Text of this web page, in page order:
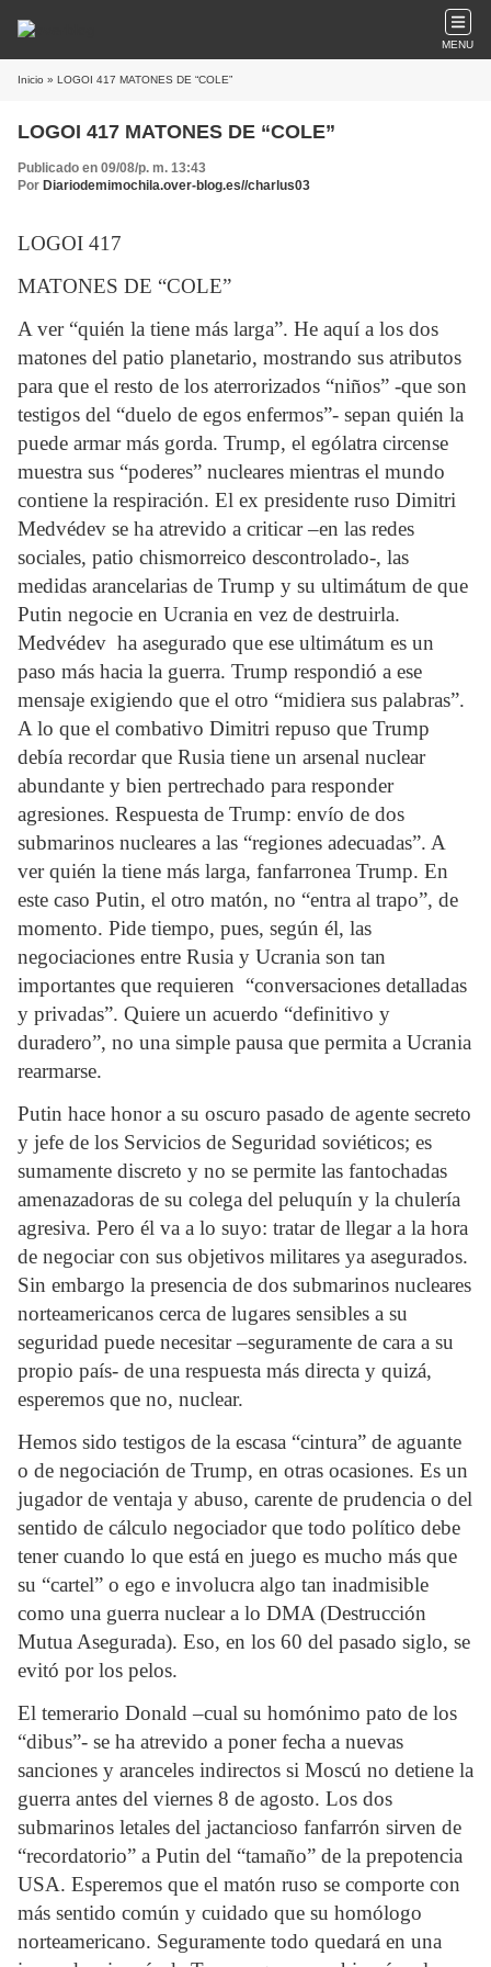
MENU
Inicio » LOGOI 417 MATONES DE “COLE”
LOGOI 417 MATONES DE “COLE”
Publicado en 09/08/p. m. 13:43
Por Diariodemimochila.over-blog.es//charlus03
LOGOI 417
MATONES DE “COLE”
A ver “quién la tiene más larga”. He aquí a los dos
matones del patio planetario, mostrando sus atributos
para que el resto de los aterrorizados “niños” -que son
testigos del “duelo de egos enfermos”- sepan quién la
puede armar más gorda. Trump, el ególatra circense
muestra sus “poderes” nucleares mientras el mundo
contiene la respiración. El ex presidente ruso Dimitri
Medvédev se ha atrevido a criticar –en las redes
sociales, patio chismorreico descontrolado-, las
medidas arancelarias de Trump y su ultimátum de que
Putin negocie en Ucrania en vez de destruirla.
Medvédev ha asegurado que ese ultimátum es un
paso más hacia la guerra. Trump respondió a ese
mensaje exigiendo que el otro “midiera sus palabras”.
A lo que el combativo Dimitri repuso que Trump
debía recordar que Rusia tiene un arsenal nuclear
abundante y bien pertrechado para responder
agresiones. Respuesta de Trump: envío de dos
submarinos nucleares a las “regiones adecuadas”. A
ver quién la tiene más larga, fanfarronea Trump. En
este caso Putin, el otro matón, no “entra al trapo”, de
momento. Pide tiempo, pues, según él, las
negociaciones entre Rusia y Ucrania son tan
importantes que requieren “conversaciones detalladas
y privadas”. Quiere un acuerdo “definitivo y
duradero”, no una simple pausa que permita a Ucrania
rearmarse.
Putin hace honor a su oscuro pasado de agente secreto
y jefe de los Servicios de Seguridad soviéticos; es
sumamente discreto y no se permite las fantochadas
amenazadoras de su colega del peluquín y la chulería
agresiva. Pero él va a lo suyo: tratar de llegar a la hora
de negociar con sus objetivos militares ya asegurados.
Sin embargo la presencia de dos submarinos nucleares
norteamericanos cerca de lugares sensibles a su
seguridad puede necesitar –seguramente de cara a su
propio país- de una respuesta más directa y quizá,
esperemos que no, nuclear.
Hemos sido testigos de la escasa “cintura” de aguante
o de negociación de Trump, en otras ocasiones. Es un
jugador de ventaja y abuso, carente de prudencia o del
sentido de cálculo negociador que todo político debe
tener cuando lo que está en juego es mucho más que
su “cartel” o ego e involucra algo tan inadmisible
como una guerra nuclear a lo DMA (Destrucción
Mutua Asegurada). Eso, en los 60 del pasado siglo, se
evitó por los pelos.
El temerario Donald –cual su homónimo pato de los
“dibus”- se ha atrevido a poner fecha a nuevas
sanciones y aranceles indirectos si Moscú no detiene la
guerra antes del viernes 8 de agosto. Los dos
submarinos letales del jactancioso fanfarrón sirven de
“recordatorio” a Putin del “tamaño” de la prepotencia
USA. Esperemos que el matón ruso se comporte con
más sentido común y cuidado que su homólogo
norteamericano. Seguramente todo quedará en una